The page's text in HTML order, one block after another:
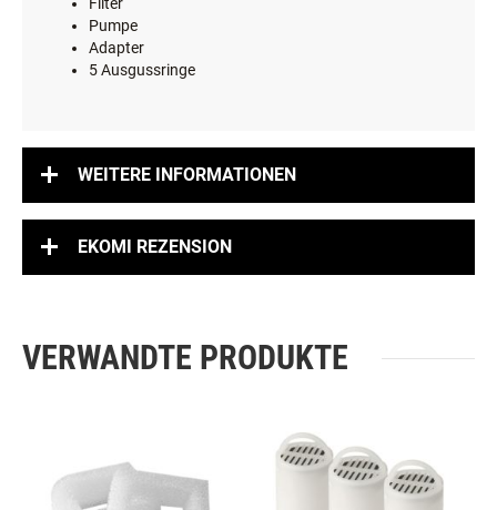
Filter
Pumpe
Adapter
5 Ausgussringe
WEITERE INFORMATIONEN
EKOMI REZENSION
VERWANDTE PRODUKTE